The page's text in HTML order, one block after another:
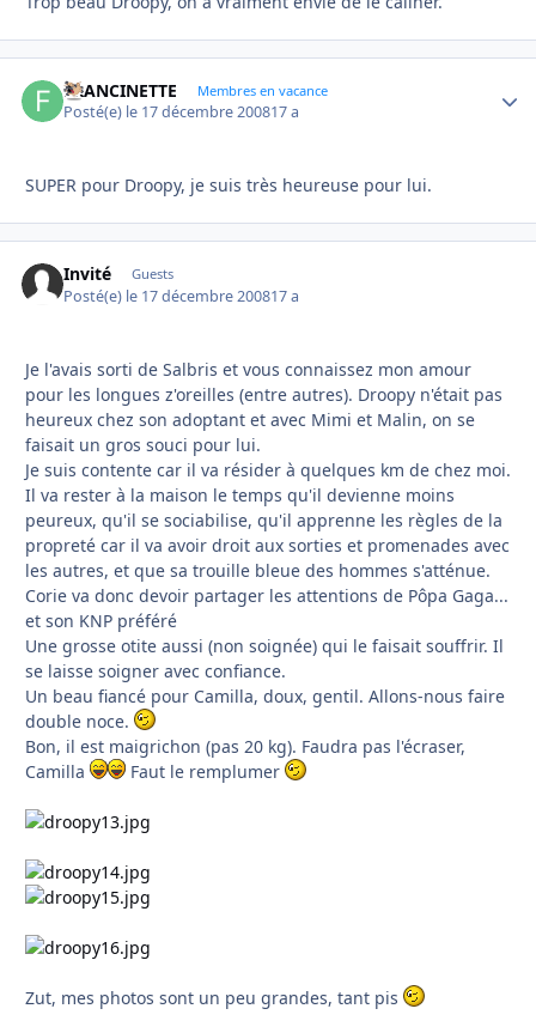
FRANCINETTE Membres en vacance
Posté(e) le 17 décembre 200817 a
SUPER pour Droopy, je suis très heureuse pour lui.
Invité Guests
Posté(e) le 17 décembre 200817 a
Je l'avais sorti de Salbris et vous connaissez mon amour
pour les longues z'oreilles (entre autres). Droopy n'était pas
heureux chez son adoptant et avec Mimi et Malin, on se
faisait un gros souci pour lui.
Je suis contente car il va résider à quelques km de chez moi.
Il va rester à la maison le temps qu'il devienne moins
peureux, qu'il se sociabilise, qu'il apprenne les règles de la
propreté car il va avoir droit aux sorties et promenades avec
les autres, et que sa trouille bleue des hommes s'atténue.
Corie va donc devoir partager les attentions de Pôpa Gaga...
et son KNP préféré
Une grosse otite aussi (non soignée) qui le faisait souffrir. Il
se laisse soigner avec confiance.
Un beau fiancé pour Camilla, doux, gentil. Allons-nous faire
double noce.
Bon, il est maigrichon (pas 20 kg). Faudra pas l'écraser,
Camilla
Faut le remplumer
Zut, mes photos sont un peu grandes, tant pis